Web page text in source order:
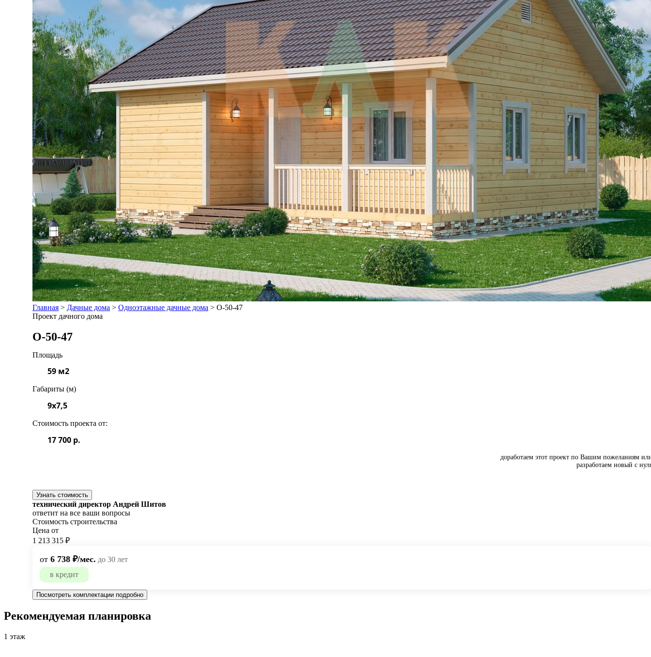
Главная > Дачные дома > Одноэтажные дачные дома > О-50-47
Проект дачного дома
О-50-47
Площадь
59 м2
Габариты (м)
9x7,5
Стоимость проекта от:
17 700 р.
доработаем этот проект по Вашим пожеланиям
разработаем новый с
Узнать стоимость
технический директор Андрей Шитов
ответит на все ваши вопросы
Стоимость строительства
Цена от
1 213 315 ₽
от 6 738 ₽/мес. до 30 лет
в кредит
Посмотреть комплектации подробно
Рекомендуемая планировка
1 этаж